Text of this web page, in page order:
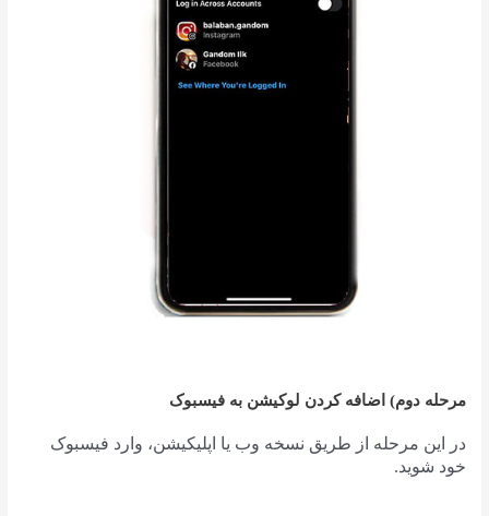
مرحله دوم) اضافه کردن لوکیشن به فیسبوک
در این مرحله از طریق نسخه وب یا اپلیکیشن، وارد فیسبوک
خود شوید.